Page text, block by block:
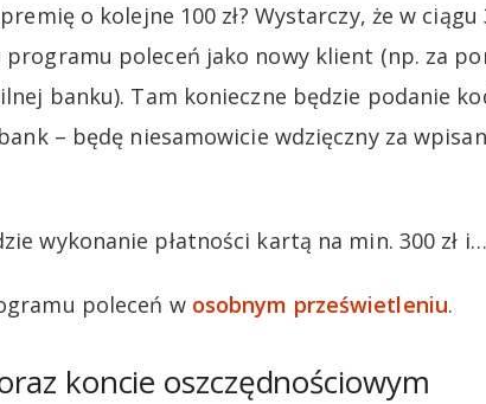
o kolejne 100 zł? Wystarczy, że w ciągu
poleceń jako nowy klient (np. za
banku). Tam konieczne będzie podanie
– będę niesamowicie wdzięczny za
wykonanie płatności kartą na min. 300 zł
poleceń w osobnym prześwietleniu.
koncie oszczędnościowym